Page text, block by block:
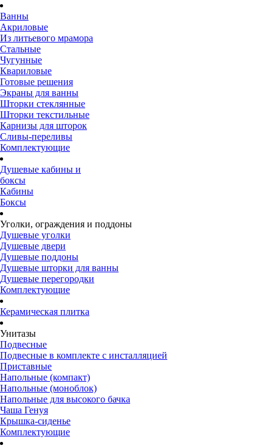
Ванны
Акриловые
Из литьевого мрамора
Стальные
Чугунные
Квариловые
Готовые решения
Экраны для ванны
Шторки стеклянные
Шторки текстильные
Карнизы для шторок
Сливы-переливы
Комплектующие
Душевые кабины и
боксы
Кабины
Боксы
Уголки, ограждения и поддоны
Душевые уголки
Душевые двери
Душевые поддоны
Душевые шторки для ванны
Душевые перегородки
Комплектующие
Керамическая плитка
Унитазы
Подвесные
Подвесные в комплекте с инсталляцией
Приставные
Напольные (компакт)
Напольные (моноблок)
Напольные для высокого бачка
Чаша Генуя
Крышка-сиденье
Комплектующие